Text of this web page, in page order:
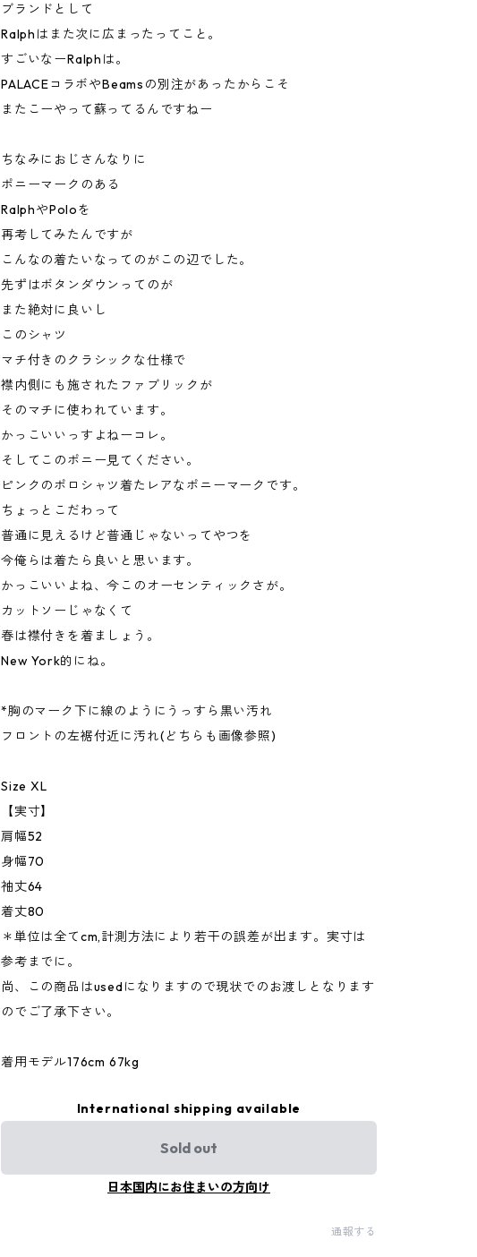
ブランドとして
Ralphはまた次に広まったってこと。
すごいなーRalphは。
PALACEコラボやBeamsの別注があったからこそ
またこーやって蘇ってるんですねー
ちなみにおじさんなりに
ポニーマークのある
RalphやPoloを
再考してみたんですが
こんなの着たいなってのがこの辺でした。
先ずはボタンダウンってのが
また絶対に良いし
このシャツ
マチ付きのクラシックな仕様で
襟内側にも施されたファブリックが
そのマチに使われています。
かっこいいっすよねーコレ。
そしてこのポニー見てください。
ピンクのポロシャツ着たレアなポニーマークです。
ちょっとこだわって
普通に見えるけど普通じゃないってやつを
今俺らは着たら良いと思います。
かっこいいよね、今このオーセンティックさが。
カットソーじゃなくて
春は襟付きを着ましょう。
New York的にね。
*胸のマーク下に線のようにうっすら黒い汚れ
フロントの左裾付近に汚れ(どちらも画像参照)
Size XL
【実寸】
肩幅52
身幅70
袖丈64
着丈80
＊単位は全てcm,計測方法により若干の誤差が出ます。実寸は
参考までに。
尚、この商品はusedになりますので現状でのお渡しとなります
のでご了承下さい。
着用モデル176cm 67kg
International shipping available
Sold out
日本国内にお住まいの方向け
通報する